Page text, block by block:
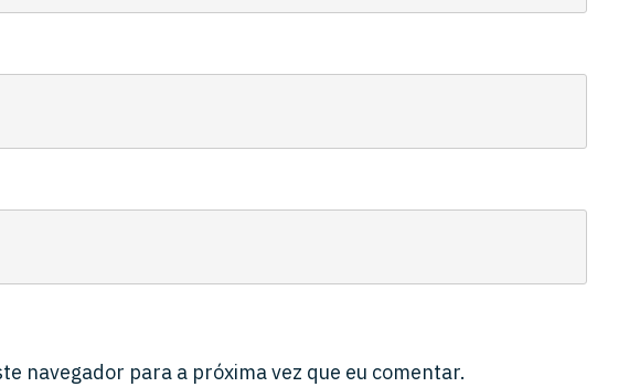
navegador para a próxima vez que eu comentar.